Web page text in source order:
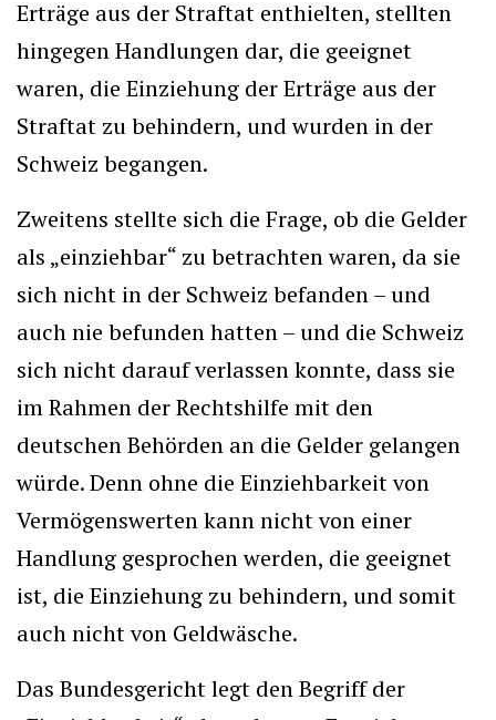
Erträge aus der Straftat enthielten, stellten
hingegen Handlungen dar, die geeignet
waren, die Einziehung der Erträge aus der
Straftat zu behindern, und wurden in der
Schweiz begangen.
Zweitens stellte sich die Frage, ob die Gelder
als „einziehbar“ zu betrachten waren, da sie
sich nicht in der Schweiz befanden – und
auch nie befunden hatten – und die Schweiz
sich nicht darauf verlassen konnte, dass sie
im Rahmen der Rechtshilfe mit den
deutschen Behörden an die Gelder gelangen
würde. Denn ohne die Einziehbarkeit von
Vermögenswerten kann nicht von einer
Handlung gesprochen werden, die geeignet
ist, die Einziehung zu behindern, und somit
auch nicht von Geldwäsche.
Das Bundesgericht legt den Begriff der